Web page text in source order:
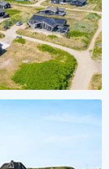
erleben